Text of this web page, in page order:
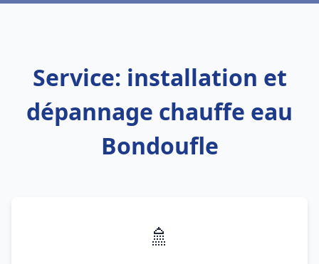
Service: installation et
dépannage chauffe eau
Bondoufle
🚿